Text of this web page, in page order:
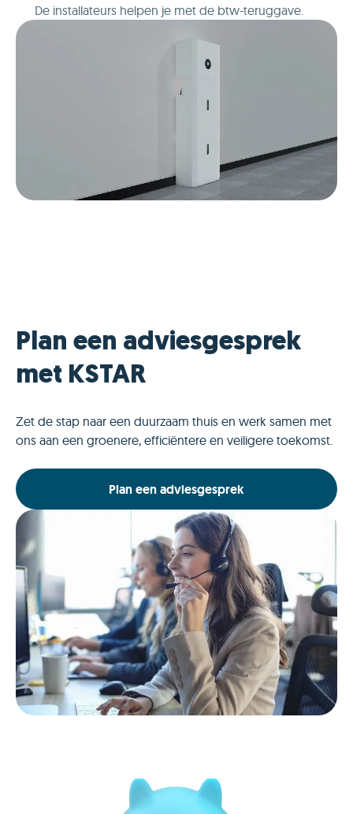
De installateurs helpen je met de btw-teruggave.
Plan een adviesgesprek
met KSTAR
Zet de stap naar een duurzaam thuis en werk samen met
ons aan een groenere, efficiëntere en veiligere toekomst.
Plan een adviesgesprek